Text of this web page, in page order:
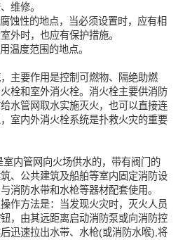
维修。
蚀性的地点，当必须设置时，应有相
外时，也应有保护措施。
温度范围的地点。
主要作用是控制可燃物、隔绝助燃
栓和室外消火栓。消火栓主要供消防
水管网取水实施灭火，也可以直接连
室内外消火栓系统是扑救火灾的重要
内管网向火场供水的，带有阀门的
、公共建筑及船舶等室内固定消防设
消防水带和水枪等器材配套使用。
作方法是：当发现火灾时，灭火人员
，由其远距离启动消防泵或向消防控
迅速拉出水带、水枪(或消防水喉),将